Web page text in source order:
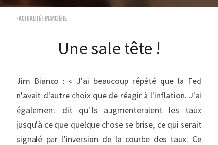
·Actualité financière
Une sale tête !
Jim Bianco : « J'ai beaucoup répété que la Fed
n'avait d'autre choix que de réagir à l'inflation. J'ai
également dit qu'ils augmenteraient les taux
jusqu'à ce que quelque chose se brise, ce qui serait
signalé par l’inversion de la courbe des taux. Ce